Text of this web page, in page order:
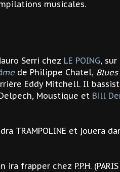
musicales.
Serri chez LE POING,
de Philippe Chatel,
Eddy Mitchell. Il
Moustique et Bill
TRAMPOLINE et jouera
frapper chez P.P.H. (PARIS